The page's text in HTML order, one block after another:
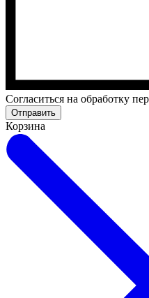
Cогласиться на обработку
Отправить
Корзина